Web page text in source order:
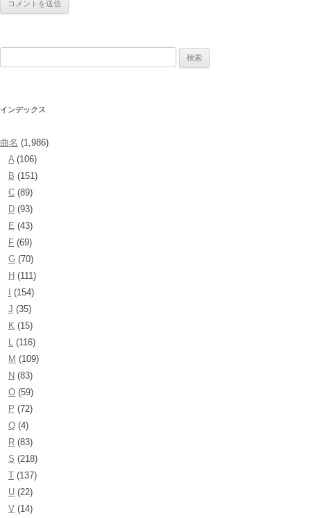
インデックス
曲名 (1,986)
A(106)
B (151)
C (89)
D (93)
E (43)
F (69)
G (70)
H (111)
(154)
J (35)
K (15)
L (116)
M (109)
N (83)
O (59)
P (72)
Q (4)
R (83)
S (218)
T (137)
U (22)
V (14)